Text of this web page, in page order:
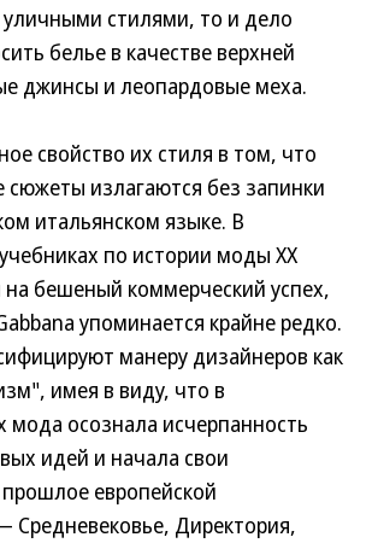
стилями, то и дело
белье в качестве верхней
джинсы и леопардовые меха.
свойство их стиля в том, что
сюжеты излагаются без запинки
итальянском языке. В
по истории моды XX
на бешеный коммерческий успех,
упоминается крайне редко.
манеру дизайнеров как
имея в виду, что в
мода осознала исчерпанность
идей и начала свои
европейской
Средневековье, Директория,